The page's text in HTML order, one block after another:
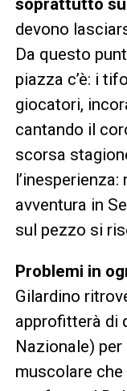
devono
Da questo
piazza c’è: i
giocatori,
cantando il
scorsa
avventura in
sul pezzo si
Problemi in
Gilardino
approfitterà di
Nazionale)
muscolare